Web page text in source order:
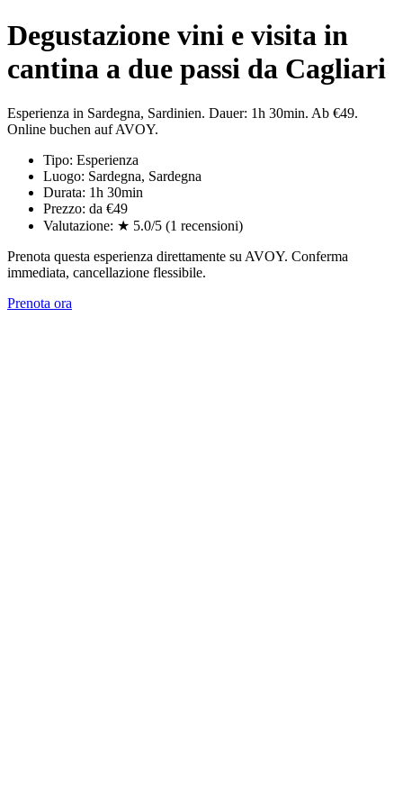
Degustazione vini e visita in
cantina a due passi da Cagliari
Esperienza in Sardegna, Sardinien. Dauer: 1h 30min. Ab €49.
Online buchen auf AVOY.
Tipo: Esperienza
Luogo: Sardegna, Sardegna
Durata: 1h 30min
Prezzo: da €49
Valutazione: ★ 5.0/5 (1 recensioni)
Prenota questa esperienza direttamente su AVOY. Conferma
immediata, cancellazione flessibile.
Prenota ora